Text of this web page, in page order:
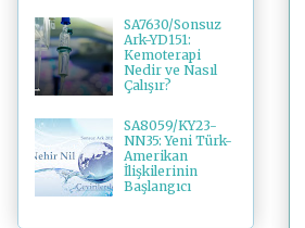
SA7630/Sonsuz
Ark-YD151:
Kemoterapi
Nedir ve Nasıl
Çalışır?
SA8059/KY23-
NN35: Yeni Türk-
Amerikan
İlişkilerinin
Başlangıcı